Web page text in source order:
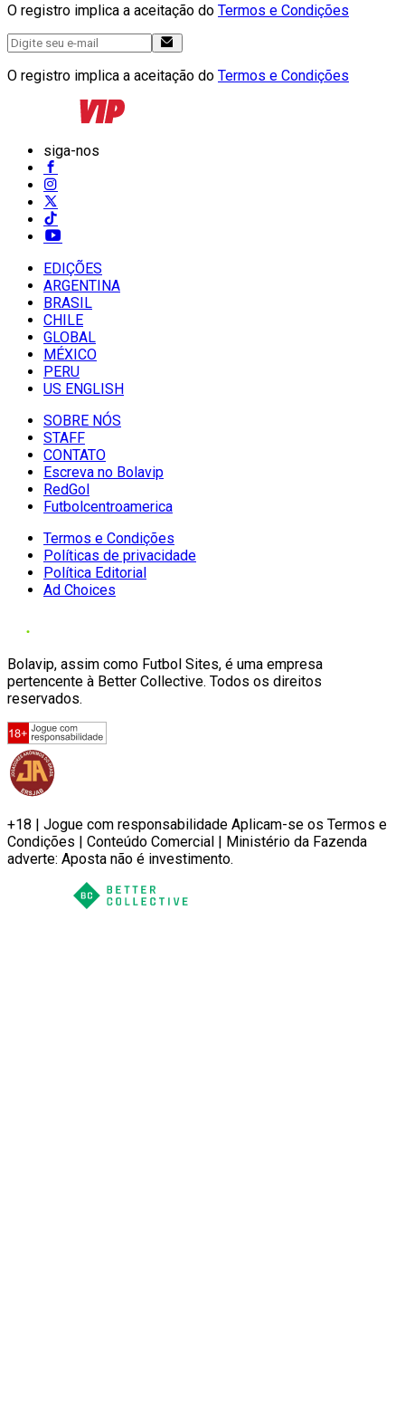
O registro implica a aceitação do Termos e Condições
O registro implica a aceitação do Termos e Condições
siga-nos
EDIÇÕES
ARGENTINA
BRASIL
CHILE
GLOBAL
MÉXICO
PERU
US ENGLISH
SOBRE NÓS
STAFF
CONTATO
Escreva no Bolavip
RedGol
Futbolcentroamerica
Termos e Condições
Políticas de privacidade
Política Editorial
Ad Choices
Bolavip, assim como Futbol Sites, é uma empresa
pertencente à Better Collective. Todos os direitos
reservados.
+18 | Jogue com responsabilidade Aplicam-se os Termos e
Condições | Conteúdo Comercial | Ministério da Fazenda
adverte: Aposta não é investimento.